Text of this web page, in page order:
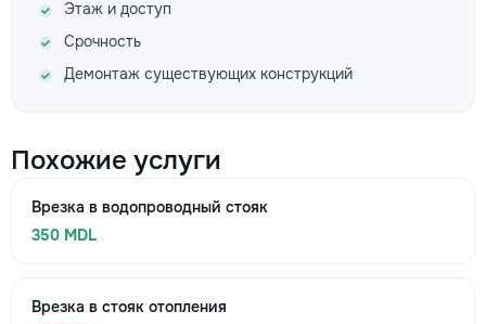
Этаж и доступ
Срочность
Демонтаж существующих конструкций
Похожие услуги
Врезка в водопроводный стояк
350 MDL
Врезка в стояк отопления